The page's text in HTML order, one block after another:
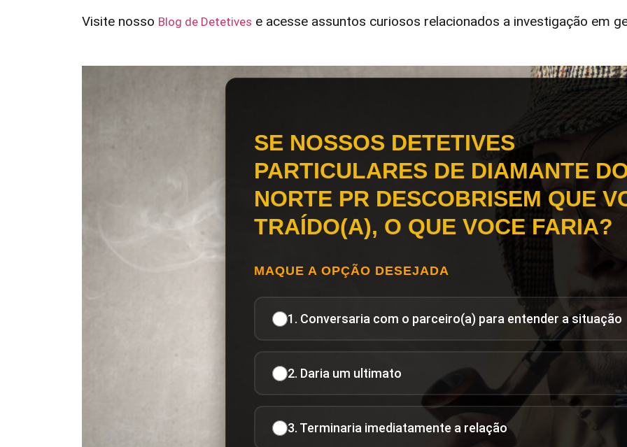
Visite nosso Blog de Detetives e acesse assuntos curiosos relacionados a investigação em
SE NOSSOS DETETIVES
PARTICULARES DE DIAMANTE
NORTE PR DESCOBRISEM QUE
TRAÍDO(A), O QUE VOCE FARIA?
MAQUE A OPÇÃO DESEJADA
1. Conversaria com o parceiro(a) para entender a situação
2. Daria um ultimato
3. Terminaria imediatamente a relação